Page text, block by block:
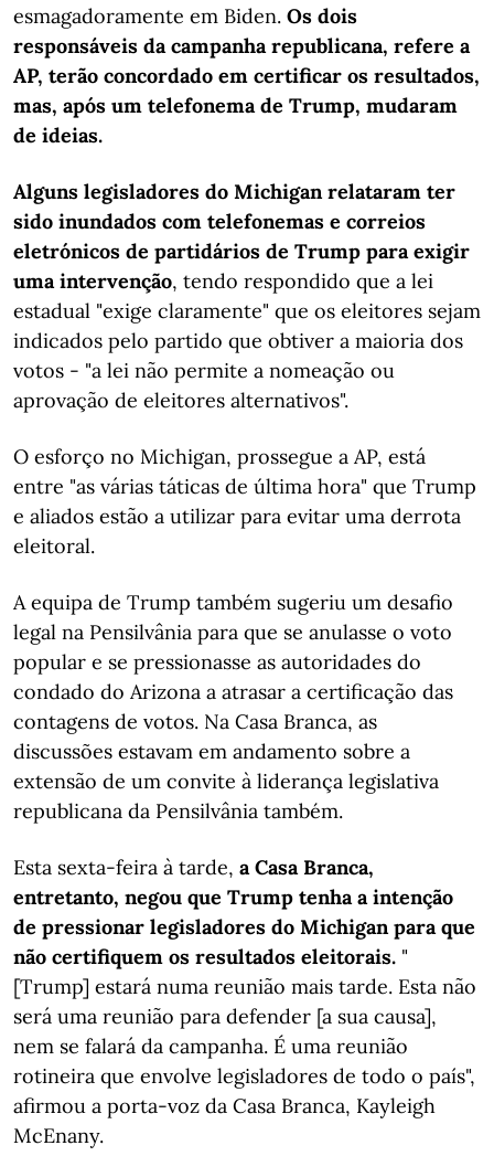
esmagadoramente em Biden. Os dois
responsáveis da campanha republicana, refere a
AP, terão concordado em certificar os resultados,
mas, após um telefonema de Trump, mudaram
de ideias.
Alguns legisladores do Michigan relataram ter
sido inundados com telefonemas e correios
eletrónicos de partidários de Trump para exigir
uma intervenção, tendo respondido que a lei
estadual "exige claramente" que os eleitores sejam
indicados pelo partido que obtiver a maioria dos
votos - "a lei não permite a nomeação ou
aprovação de eleitores alternativos".
O esforço no Michigan, prossegue a AP, está
entre "as várias táticas de última hora" que Trump
e aliados estão a utilizar para evitar uma derrota
eleitoral.
A equipa de Trump também sugeriu um desafio
legal na Pensilvânia para que se anulasse o voto
popular e se pressionasse as autoridades do
condado do Arizona a atrasar a certificação das
contagens de votos. Na Casa Branca, as
discussões estavam em andamento sobre a
extensão de um convite à liderança legislativa
republicana da Pensilvânia também.
Esta sexta-feira à tarde, a Casa Branca,
entretanto, negou que Trump tenha a intenção
de pressionar legisladores do Michigan para que
não certifiquem os resultados eleitorais. "
[Trump] estará numa reunião mais tarde. Esta não
será uma reunião para defender [a sua causa],
nem se falará da campanha. É uma reunião
rotineira que envolve legisladores de todo o país",
afirmou a porta-voz da Casa Branca, Kayleigh
McEnany.